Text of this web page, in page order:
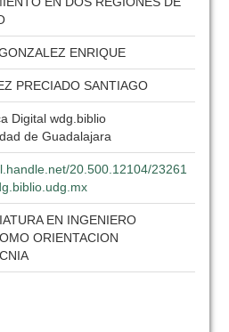
ENRIQUE
PRECIADO SANTIAGO
Digital wdg.biblio
de Guadalajara
20.500.12104/23261
EN INGENIERO
ORIENTACION